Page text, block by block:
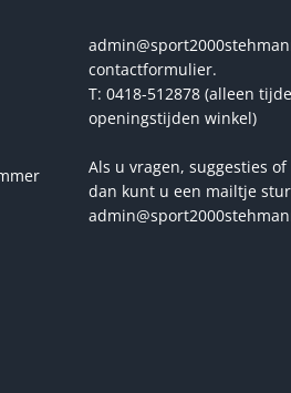
contactformulier.
T: 0418-512878 (alleen
openingstijden winkel)
Als u vragen, suggesties
dan kunt u een mailtje